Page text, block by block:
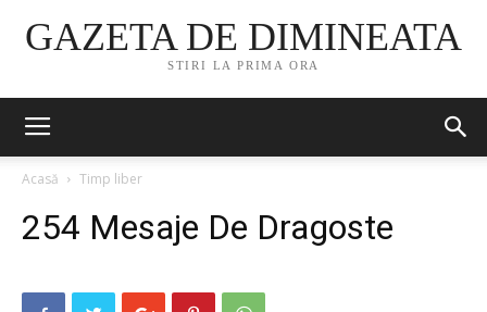
GAZETA DE DIMINEATA
STIRI LA PRIMA ORA
Acasă Timp liber
254 Mesaje De Dragoste